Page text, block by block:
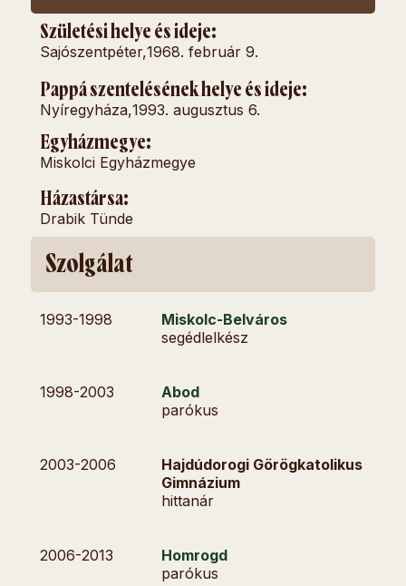
Születési helye és ideje:
Sajószentpéter,1968. február 9.
Pappá szentelésének helye és ideje:
Nyíregyháza,1993. augusztus 6.
Egyházmegye:
Miskolci Egyházmegye
Házastársa:
Drabik Tünde
Szolgálat
1993-1998
Miskolc-Belváros
segédlelkész
1998-2003
Abod
parókus
2003-2006
Hajdúdorogi Görögkatolikus
Gimnázium
hittanár
2006-2013
Homrogd
parókus